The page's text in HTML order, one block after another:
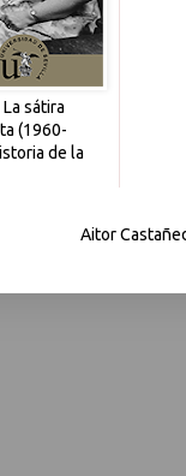
sátira
(1960-
de la
Aitor